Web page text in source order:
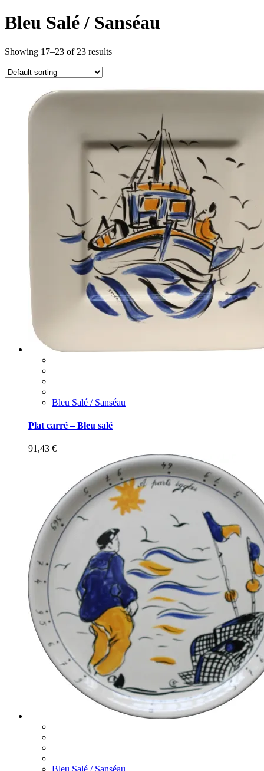
Bleu Salé / Sanséau
Showing 17–23 of 23 results
Bleu Salé / Sanséau
Plat carré – Bleu salé
91,43 €